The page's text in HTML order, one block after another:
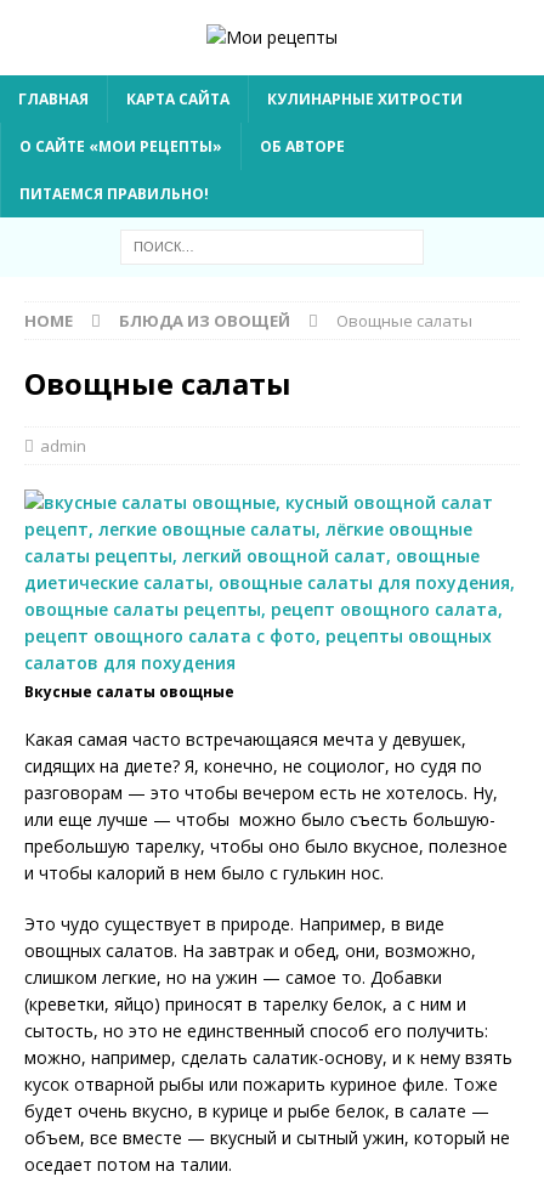
ГЛАВНАЯ КАРТА САЙТА КУЛИНАРНЫЕ ХИТРОСТИ
О САЙТЕ «МОИ РЕЦЕПТЫ» ОБ АВТОРЕ
ПИТАЕМСЯ ПРАВИЛЬНО!
HOME БЛЮДА ИЗ ОВОЩЕЙ Овощные салаты
Овощные салаты
admin
Вкусные салаты овощные
Какая самая часто встречающаяся мечта у девушек,
сидящих на диете? Я, конечно, не социолог, но судя по
разговорам — это чтобы вечером есть не хотелось. Ну,
или еще лучше — чтобы можно было съесть большую-
пребольшую тарелку, чтобы оно было вкусное, полезное
и чтобы калорий в нем было с гулькин нос.
Это чудо существует в природе. Например, в виде
овощных салатов. На завтрак и обед, они, возможно,
слишком легкие, но на ужин — самое то. Добавки
(креветки, яйцо) приносят в тарелку белок, а с ним и
сытость, но это не единственный способ его получить:
можно, например, сделать салатик-основу, и к нему взять
кусок отварной рыбы или пожарить куриное филе. Тоже
будет очень вкусно, в курице и рыбе белок, в салате —
объем, все вместе — вкусный и сытный ужин, который не
оседает потом на талии.